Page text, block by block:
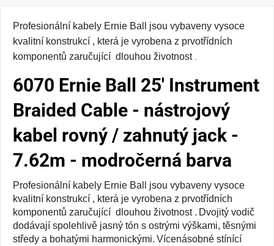
Profesionální kabely Ernie Ball jsou vybaveny vysoce
kvalitní konstrukcí , která je vyrobena z prvotřídních
komponentů zaručující dlouhou životnost .
6070 Ernie Ball 25' Instrument
Braided Cable - nástrojový
kabel rovný / zahnutý jack -
7.62m - modročerná barva
Profesionální kabely Ernie Ball jsou vybaveny vysoce
kvalitní konstrukcí , která je vyrobena z prvotřídních
komponentů zaručující dlouhou životnost . Dvojitý vodič
dodávají spolehlivě jasný tón s ostrými výškami, těsnými
středy a bohatými harmonickými. Vícenásobné stínící